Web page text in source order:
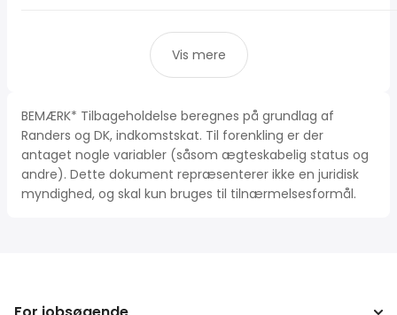
Vis mere
BEMÆRK* Tilbageholdelse beregnes på grundlag af
Randers og DK, indkomstskat. Til forenkling er der
antaget nogle variabler (såsom ægteskabelig status og
andre). Dette dokument repræsenterer ikke en juridisk
myndighed, og skal kun bruges til tilnærmelsesformål.